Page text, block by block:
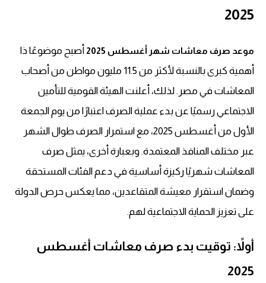
2025
موعد صرف معاشات شهر أغسطس 2025
أصبح موضوعًا ذا
أهمية كبرى بالنسبة لأكثر من 11.5 مليون مواطن من أصحاب
المعاشات في مصر. لذلك، أعلنت الهيئة القومية للتأمين
الاجتماعي رسميًا عن بدء عملية الصرف اعتبارًا من يوم الجمعة
الأول من أغسطس 2025، مع استمرار الصرف طوال الشهر
عبر مختلف المنافذ المعتمدة. وبعبارة أخرى، يمثل صرف
المعاشات شهريًا ركيزة أساسية في دعم الفئات المستحقة
وضمان استقرار معيشة المتقاعدين، مما يعكس حرص الدولة
على تعزيز الحماية الاجتماعية لهم.
أولاً: توقيت بدء صرف معاشات أغسطس
2025